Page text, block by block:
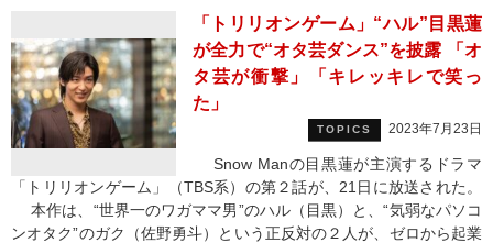
「トリリオンゲーム」“ハル”目黒蓮
が全力で“オタ芸ダンス”を披露 「オ
タ芸が衝撃」「キレッキレで笑っ
た」
TOPICS 2023年7月23日
Snow Manの目黒蓮が主演するドラマ
「トリリオンゲーム」（TBS系）の第２話が、21日に放送された。
本作は、“世界一のワガママ男”のハル（目黒）と、“気弱なパソコ
ンオタク”のガク（佐野勇斗）という正反対の２人が、ゼロから起業